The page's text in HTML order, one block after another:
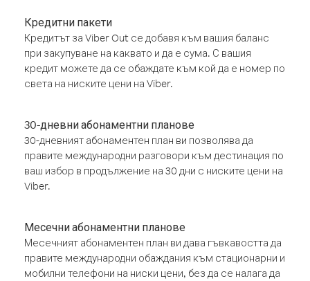
Кредитни пакети
Кредитът за Viber Out се добавя към вашия баланс
при закупуване на каквато и да е сума. С вашия
кредит можете да се обаждате към кой да е номер по
света на ниските цени на Viber.
30-дневни абонаментни планове
30-дневният абонаментен план ви позволява да
правите международни разговори към дестинация по
ваш избор в продължение на 30 дни с ниските цени на
Viber.
Месечни абонаментни планове
Месечният абонаментен план ви дава гъвкавостта да
правите международни обаждания към стационарни и
мобилни телефони на ниски цени, без да се налага да